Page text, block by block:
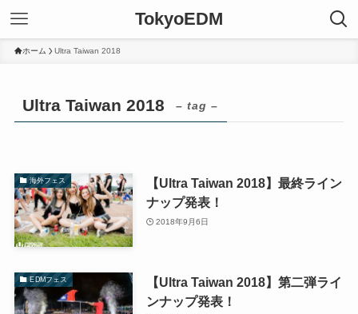
TokyoEDM
ホーム Ultra Taiwan 2018
Ultra Taiwan 2018 – tag –
海外フェス
【Ultra Taiwan 2018】最終ライン
ナップ発表！
2018年9月6日
EDMフェス
【Ultra Taiwan 2018】第二弾ライ
ンナップ発表！